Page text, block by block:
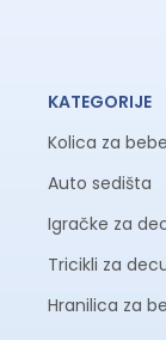
KATEGORIJE
Kolica za bebe
Auto sedišta
Igračke za
Tricikli za
Hranilica za